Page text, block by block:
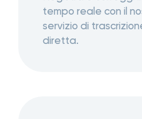
tempo reale con il
servizio di
diretta.